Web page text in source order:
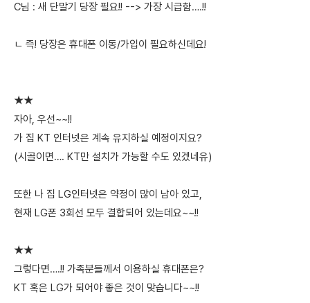
C님 : 새 단말기 당장 필요!! --> 가장 시급함….!!
ㄴ 즉! 당장은 휴대폰 이동/가입이 필요하신데요!
★★
자아, 우선~~!!
가 집 KT 인터넷은 계속 유지하실 예정이지요?
(시골이면…. KT만 설치가 가능할 수도 있겠네유)
또한 나 집 LG인터넷은 약정이 많이 남아 있고,
현재 LG폰 3회선 모두 결합되어 있는데요~~!!
★★
그렇다면….!! 가족분들께서 이용하실 휴대폰은?
KT 혹은 LG가 되어야 좋은 것이 맞습니다~~!!